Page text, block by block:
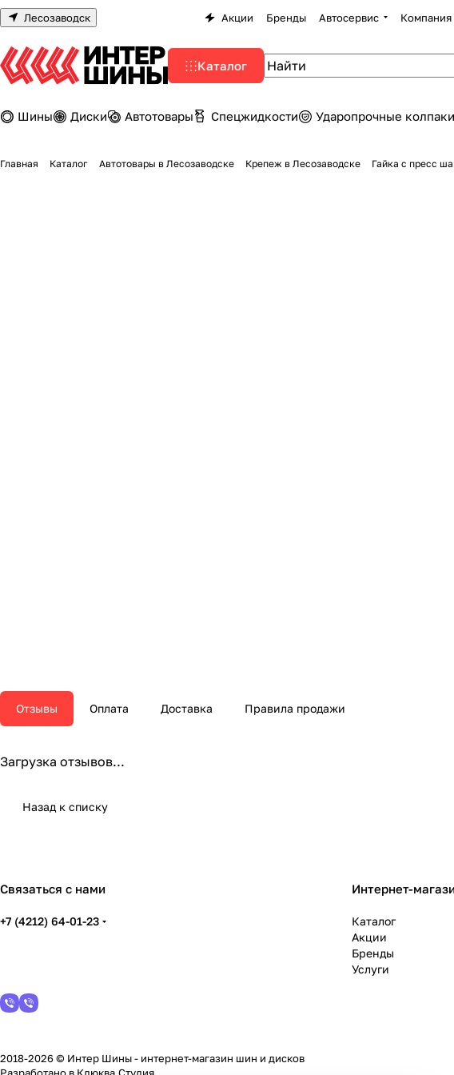
Лесозаводск Акции Бренды Автосервис Компания
Каталог
Шины Диски Автотовары Спецжидкости Ударопрочные колпаки
Главная Каталог Автотовары в Лесозаводске Крепеж в Лесозаводске Гайка с пресс
Отзывы Оплата Доставка Правила продажи
Загрузка отзывов...
Назад к списку
Связаться с нами
+7 (4212) 64-01-23
Интернет-
Каталог
Акции
Бренды
Услуги
2018-2026 © Интер Шины - интернет-магазин шин и дисков